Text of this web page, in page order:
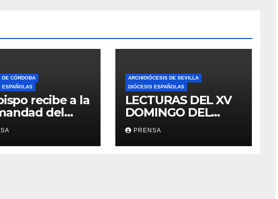
DE CÓRDOBA
ESPAÑOLAS
recibe a la
del
ARCHIDIÓCESIS DE SEVILLA
DIÓCESIS ESPAÑOLAS
LECTURAS DEL XV
DOMINGO DEL
TIEMPO
ORDINARIO (A)
PRENSA